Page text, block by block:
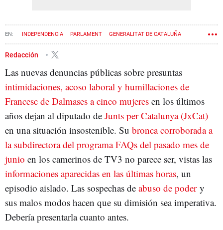
INDEPENDENCIA PARLAMENT GENERALITAT DE CATALUÑA
NACIONALISMO PROCÉS
FRANCESC DE DALMASES
Redacción
Las nuevas denuncias públicas sobre presuntas
intimidaciones, acoso laboral y humillaciones de
Francesc de Dalmases a cinco mujeres en los últimos
años dejan al diputado de Junts per Catalunya (JxCat)
en una situación insostenible. Su bronca corroborada a
la subdirectora del programa FAQs del pasado mes de
junio en los camerinos de TV3 no parece ser, vistas las
informaciones aparecidas en las últimas horas, un
episodio aislado. Las sospechas de abuso de podery
sus malos modos hacen que su dimisión sea imperativa.
Debería presentarla cuanto antes.